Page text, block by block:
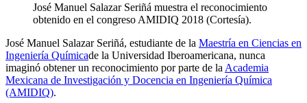
José Manuel Salazar Seriñá muestra el reconocimiento
obtenido en el congreso AMIDIQ 2018 (Cortesía).
José Manuel Salazar Seriñá, estudiante de la Maestría en Ciencias en
Ingeniería Químicade la Universidad Iberoamericana, nunca
imaginó obtener un reconocimiento por parte de la Academia
Mexicana de Investigación y Docencia en Ingeniería Química
(AMIDIQ).